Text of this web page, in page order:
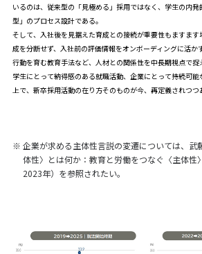
いるのは、従来型の「見極める」採用ではなく、学生の内
型」のプロセス設計である。
そして、入社後を見据えた育成との接続が重要性もますま
成を分断せず、入社前の評価情報をオンボーディングに活か
行動を育む教育手法など、人材との関係性を中長期視点で捉
学生にとって納得感のある就職活動、企業にとって持続可
上で、新卒採用活動の在り方そのものが今、再定義されつつ
※ 企業が求める主体性言説の変遷については、武
体性〉とは何か：教育と労働をつなぐ〈主体性
2023年）を参照されたい。